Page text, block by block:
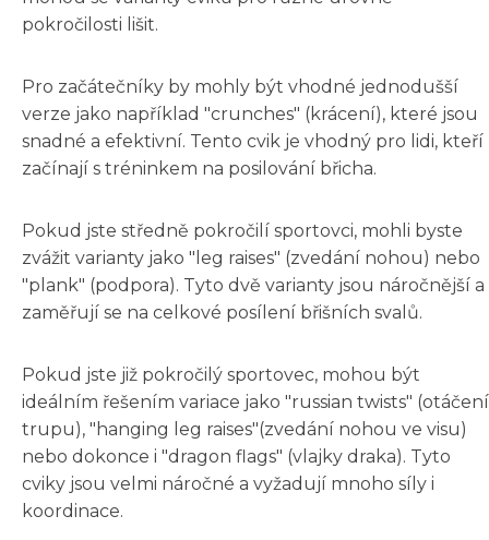
pokročilosti lišit.
Pro začátečníky by mohly být vhodné jednodušší
verze jako například "crunches" (krácení), které jsou
snadné a efektivní. Tento cvik je vhodný pro lidi, kteří
začínají s tréninkem na posilování břicha.
Pokud jste středně pokročilí sportovci, mohli byste
zvážit varianty jako "leg raises" (zvedání nohou) nebo
"plank" (podpora). Tyto dvě varianty jsou náročnější a
zaměřují se na celkové posílení břišních svalů.
Pokud jste již pokročilý sportovec, mohou být
ideálním řešením variace jako "russian twists" (otáčení
trupu), "hanging leg raises"(zvedání nohou ve visu)
nebo dokonce i "dragon flags" (vlajky draka). Tyto
cviky jsou velmi náročné a vyžadují mnoho síly i
koordinace.